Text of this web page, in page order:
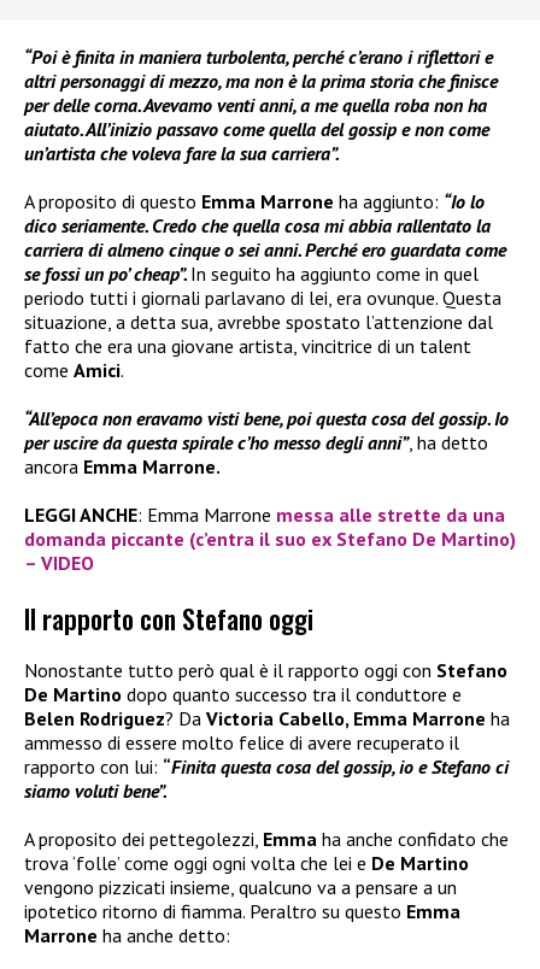
“Poi è finita in maniera turbolenta, perché c’erano i riflettori e
altri personaggi di mezzo, ma non è la prima storia che finisce
per delle corna. Avevamo venti anni, a me quella roba non ha
aiutato. All’inizio passavo come quella del gossip e non come
un’artista che voleva fare la sua carriera”.
A proposito di questo Emma Marrone ha aggiunto: “Io lo
dico seriamente. Credo che quella cosa mi abbia rallentato la
carriera di almeno cinque o sei anni. Perché ero guardata come
se fossi un po’ cheap”. In seguito ha aggiunto come in quel
periodo tutti i giornali parlavano di lei, era ovunque. Questa
situazione, a detta sua, avrebbe spostato l’attenzione dal
fatto che era una giovane artista, vincitrice di un talent
come Amici.
“All’epoca non eravamo visti bene, poi questa cosa del gossip. Io
per uscire da questa spirale c’ho messo degli anni”, ha detto
ancora Emma Marrone.
LEGGI ANCHE: Emma Marrone messa alle strette da una
domanda piccante (c’entra il suo ex Stefano De Martino)
– VIDEO
Il rapporto con Stefano oggi
Nonostante tutto però qual è il rapporto oggi con Stefano
De Martino dopo quanto successo tra il conduttore e
Belen Rodriguez? Da Victoria Cabello, Emma Marrone ha
ammesso di essere molto felice di avere recuperato il
rapporto con lui: “Finita questa cosa del gossip, io e Stefano ci
siamo voluti bene”.
A proposito dei pettegolezzi, Emma ha anche confidato che
trova ‘folle’ come oggi ogni volta che lei e De Martino
vengono pizzicati insieme, qualcuno va a pensare a un
ipotetico ritorno di fiamma. Peraltro su questo Emma
Marrone ha anche detto: